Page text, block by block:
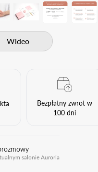
Wideo
Bezpłatny zwrot w
100 dni
salonie Auroria